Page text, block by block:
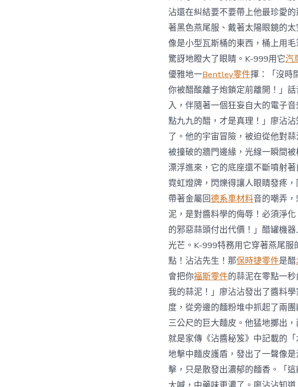
沾還在糾結要不要帶上他最珍愛
著黑色燕尾服、戴著太陽眼鏡的
像是小型瓦斯桶的東西，桶上用
驚訝地瞪大了眼睛。K-999用它汽
優雅地一Bentley零件揮：「沒時
你被醋酸離子炮鎖定前離開！」
入，伴隨著一個狂妄自大的電子
點九九的醋，才是真理！」廖沾
了。他的宇宙冒險，被迫從他對
被撞破的牆門邊緣，光線一瞬間
漂浮進來，它的底座還不斷噴射
霓虹燈牌，閃爍得讓人眼睛發疼
帶著金屬回德系車材料音的嘲弄
泥，是對醬料學的侮辱！必須淨
的邪惡蒜頭付出代價！」醋罐機
光芒。K-999特務用它穿著燕尾
點！沾沾先生！那保時捷零件是醋
會把你福斯零件的蒜泥在零點一
我的蒜泥！」廖沾沾發出了醬料
度，從旁邊的麵粉堆中抓起了兩
三公尺的巨大麵皮。他猛地擲出
就是家傳《沾醬秘笈》中記載的
地擊中麵皮護盾，發出了一聲像
擊，只是散發出濃郁的麵香。「